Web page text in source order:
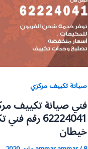
صيانة تكييف مركزي
فني صيانة تكييف
62224041
خيطان